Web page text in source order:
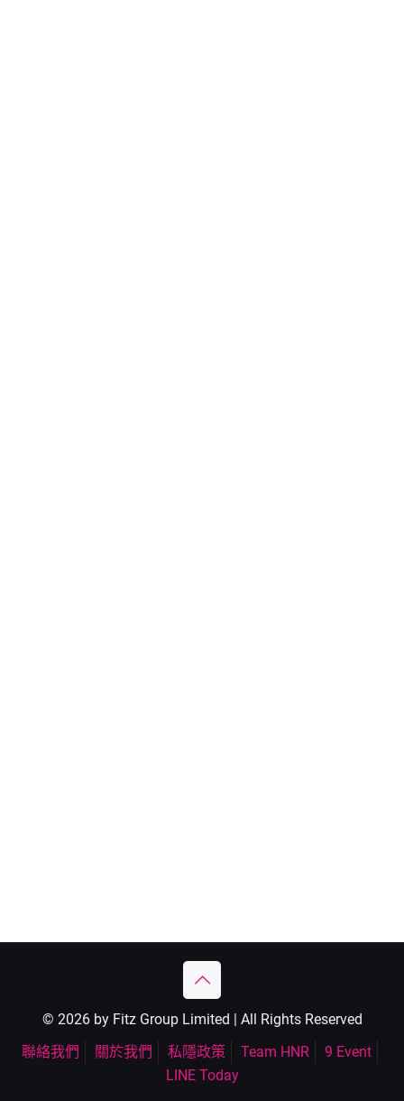
© 2026 by Fitz Group Limited | All Rights Reserved
聯絡我們
關於我們 私隱政策 Team HNR
9 Event
LINE Today